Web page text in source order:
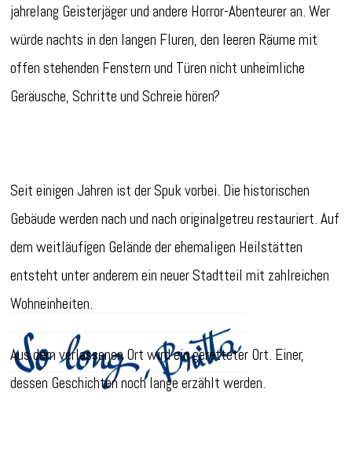
jahrelang Geisterjäger und andere Horror-Abenteurer an. Wer
würde nachts in den langen Fluren, den leeren Räume mit
offen stehenden Fenstern und Türen nicht unheimliche
Geräusche, Schritte und Schreie hören?
Seit einigen Jahren ist der Spuk vorbei. Die historischen
Gebäude werden nach und nach originalgetreu restauriert. Auf
dem weitläufigen Gelände der ehemaligen Heilstätten
entsteht unter anderem ein neuer Stadtteil mit zahlreichen
Wohneinheiten.
Aus dem verlassenen Ort wird ein geretteter Ort. Einer,
dessen Geschichten noch lange erzählt werden.